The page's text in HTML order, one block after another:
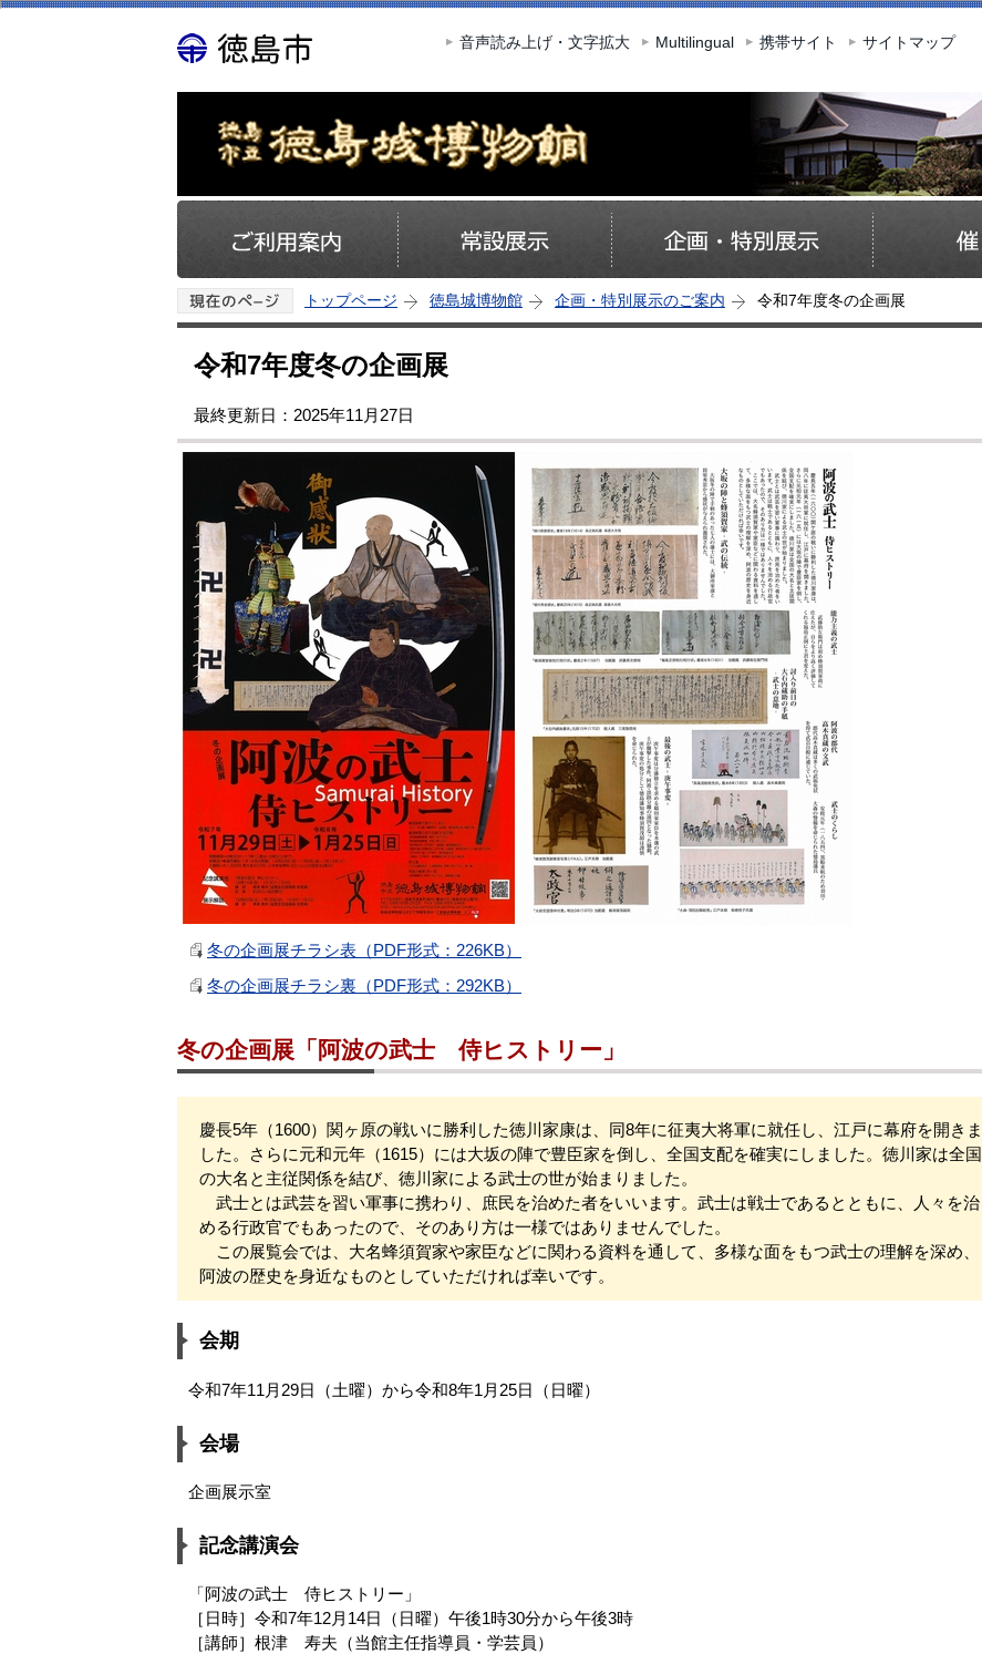
このページの本文へ移動
音声読み上げ・文字拡大 Multilingual 携帯サイト サイトマップ
トップページ 徳島城博物館 企画・特別展示のご案内 令和7年度冬の企画展
令和7年度冬の企画展
最終更新日：2025年11月27日
冬の企画展チラシ表（PDF形式：226KB）
冬の企画展チラシ裏（PDF形式：292KB）
冬の企画展「阿波の武士 侍ヒストリー」
慶長5年（1600）関ヶ原の戦いに勝利した徳川家康は、同8年に征夷大将軍に就任し、江戸に幕府を開きま
した。さらに元和元年（1615）には大坂の陣で豊臣家を倒し、全国支配を確実にしました。徳川家は全国
の大名と主従関係を結び、徳川家による武士の世が始まりました。
武士とは武芸を習い軍事に携わり、庶民を治めた者をいいます。武士は戦士であるとともに、人々を治
める行政官でもあったので、そのあり方は一様ではありませんでした。
この展覧会では、大名蜂須賀家や家臣などに関わる資料を通して、多様な面をもつ武士の理解を深め、
阿波の歴史を身近なものとしていただければ幸いです。
会期
令和7年11月29日（土曜）から令和8年1月25日（日曜）
会場
企画展示室
記念講演会
「阿波の武士 侍ヒストリー」
［日時］令和7年12月14日（日曜）午後1時30分から午後3時
［講師］根津 寿夫（当館主任指導員・学芸員）